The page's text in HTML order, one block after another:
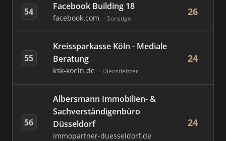
54 Facebook Building 18
facebook.com Sonstige
26
55
Kreissparkasse Köln - Mediale
Beratung
ksk-koeln.de Dienstleister
24
56
Albersmann Immobilien- &
Sachverständigenbüro
Düsseldorf
immopartner-duesseldorf.de
24